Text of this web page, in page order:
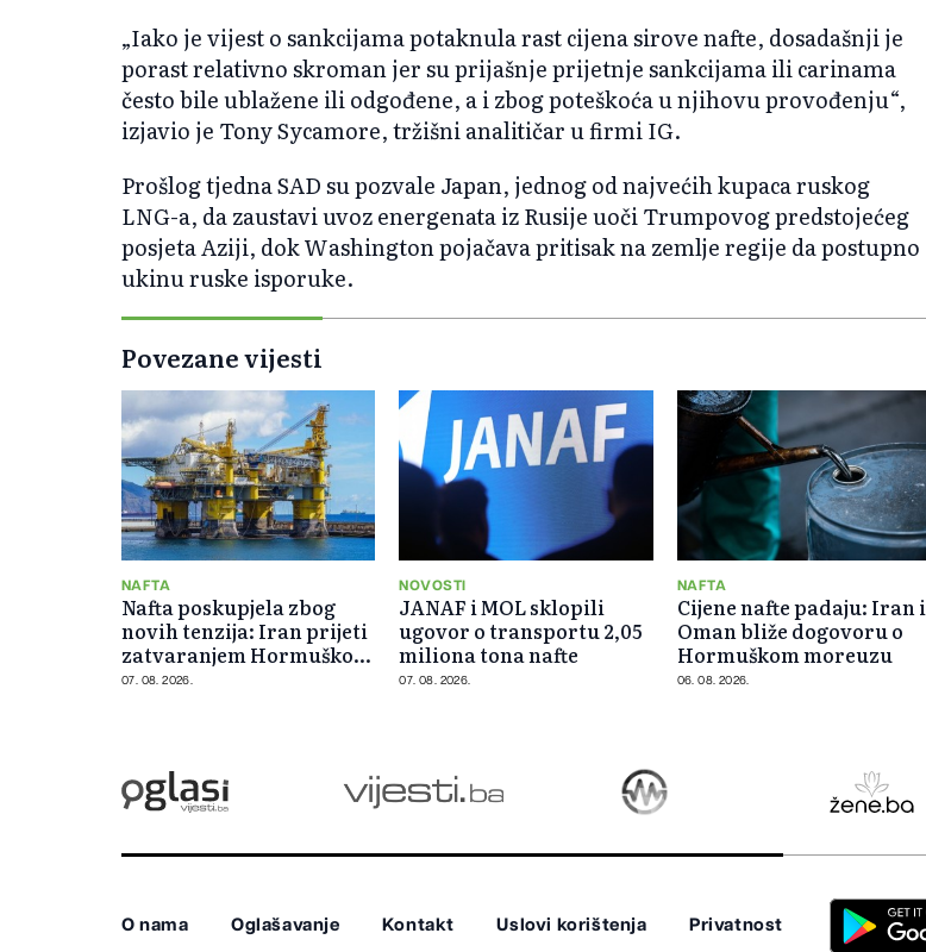
„Iako je vijest o sankcijama potaknula rast cijena sirove nafte, dosadašnji je
porast relativno skroman jer su prijašnje prijetnje sankcijama ili carinama
često bile ublažene ili odgođene, a i zbog poteškoća u njihovu provođenju“,
izjavio je Tony Sycamore, tržišni analitičar u firmi IG.
Prošlog tjedna SAD su pozvale Japan, jednog od najvećih kupaca ruskog
LNG-a, da zaustavi uvoz energenata iz Rusije uoči Trumpovog predstojećeg
posjeta Aziji, dok Washington pojačava pritisak na zemlje regije da postupno
ukinu ruske isporuke.
Povezane vijesti
NAFTA
Nafta poskupjela zbog
novih tenzija: Iran prijeti
zatvaranjem Hormuškog
moreuza
07. 08. 2026.
NOVOSTI
JANAF i MOL sklopili
ugovor o transportu 2,05
miliona tona nafte
07. 08. 2026.
NAFTA
Cijene nafte padaju: Iran i
Oman bliže dogovoru o
Hormuškom moreuzu
06. 08. 2026.
O nama Oglašavanje Kontakt Uslovi korištenja Privatnost